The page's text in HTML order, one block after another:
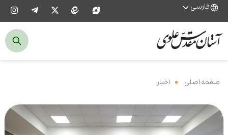
فارسی
صفحه اصلی اخبار